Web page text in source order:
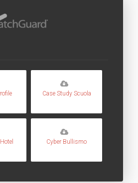
Case Study Scuola
Cyber Bullismo